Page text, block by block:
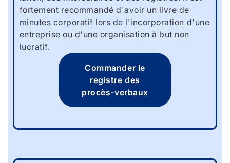
fortement recommandé d'avoir un livre de
minutes corporatif lors de l'incorporation d'une
entreprise ou d'une organisation à but non
lucratif.
Commander le
registre des
procès-verbaux